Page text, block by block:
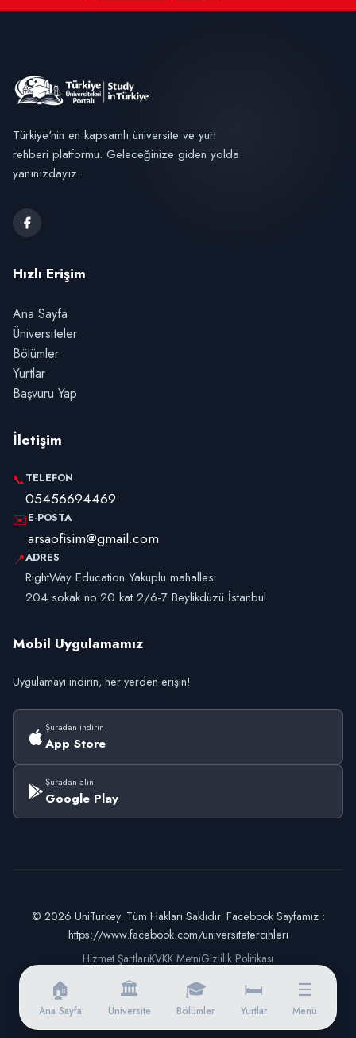
Türkiye'nin en kapsamlı üniversite ve yurt
rehberi platformu. Geleceğinize giden yolda
yanınızdayız.
Hızlı Erişim
Ana Sayfa
Üniversiteler
Bölümler
Yurtlar
Başvuru Yap
İletişim
📞TELEFON
05456694469
✉️E-POSTA
arsaofisim@gmail.com
📍ADRES
RightWay Education Yakuplu mahallesi
204 sokak no:20 kat 2/6-7 Beylikdüzü İstanbul
Mobil Uygulamamız
Uygulamayı indirin, her yerden erişin!
Şuradan indirin
App Store
Şuradan alın
Google Play
© 2026 UniTurkey. Tüm Hakları Saklıdır. Facebook Sayfamız :
https://www.facebook.com/universitetercihleri
Hizmet ŞartlarıKVKK MetniGizlilik Politikası
🏠
Ana Sayfa
🏛️
Üniversite
🎓
Bölümler
🛏️
Yurtlar
☰
Menü